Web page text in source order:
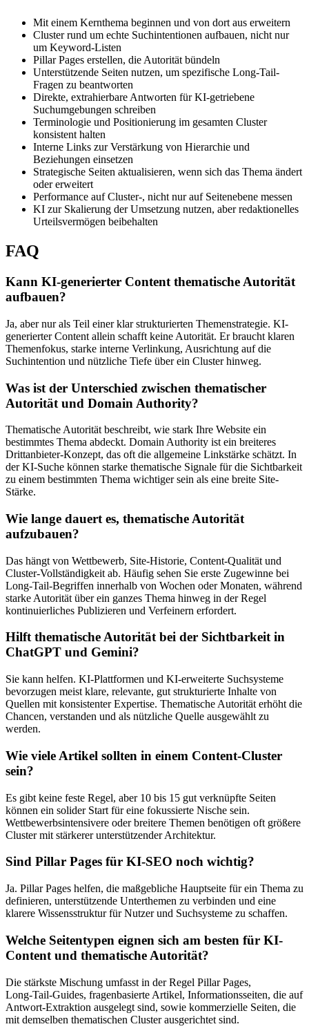
Mit einem Kernthema beginnen und von dort aus erweitern
Cluster rund um echte Suchintentionen aufbauen, nicht nur
um Keyword-Listen
Pillar Pages erstellen, die Autorität bündeln
Unterstützende Seiten nutzen, um spezifische Long-Tail-
Fragen zu beantworten
Direkte, extrahierbare Antworten für KI-getriebene
Suchumgebungen schreiben
Terminologie und Positionierung im gesamten Cluster
konsistent halten
Interne Links zur Verstärkung von Hierarchie und
Beziehungen einsetzen
Strategische Seiten aktualisieren, wenn sich das Thema ändert
oder erweitert
Performance auf Cluster-, nicht nur auf Seitenebene messen
KI zur Skalierung der Umsetzung nutzen, aber redaktionelles
Urteilsvermögen beibehalten
FAQ
Kann KI-generierter Content thematische Autorität
aufbauen?
Ja, aber nur als Teil einer klar strukturierten Themenstrategie. KI-
generierter Content allein schafft keine Autorität. Er braucht klaren
Themenfokus, starke interne Verlinkung, Ausrichtung auf die
Suchintention und nützliche Tiefe über ein Cluster hinweg.
Was ist der Unterschied zwischen thematischer
Autorität und Domain Authority?
Thematische Autorität beschreibt, wie stark Ihre Website ein
bestimmtes Thema abdeckt. Domain Authority ist ein breiteres
Drittanbieter-Konzept, das oft die allgemeine Linkstärke schätzt. In
der KI-Suche können starke thematische Signale für die Sichtbarkeit
zu einem bestimmten Thema wichtiger sein als eine breite Site-
Stärke.
Wie lange dauert es, thematische Autorität
aufzubauen?
Das hängt von Wettbewerb, Site-Historie, Content-Qualität und
Cluster-Vollständigkeit ab. Häufig sehen Sie erste Zugewinne bei
Long-Tail-Begriffen innerhalb von Wochen oder Monaten, während
starke Autorität über ein ganzes Thema hinweg in der Regel
kontinuierliches Publizieren und Verfeinern erfordert.
Hilft thematische Autorität bei der Sichtbarkeit in
ChatGPT und Gemini?
Sie kann helfen. KI-Plattformen und KI‑erweiterte Suchsysteme
bevorzugen meist klare, relevante, gut strukturierte Inhalte von
Quellen mit konsistenter Expertise. Thematische Autorität erhöht die
Chancen, verstanden und als nützliche Quelle ausgewählt zu
werden.
Wie viele Artikel sollten in einem Content-Cluster
sein?
Es gibt keine feste Regel, aber 10 bis 15 gut verknüpfte Seiten
können ein solider Start für eine fokussierte Nische sein.
Wettbewerbsintensivere oder breitere Themen benötigen oft größere
Cluster mit stärkerer unterstützender Architektur.
Sind Pillar Pages für KI-SEO noch wichtig?
Ja. Pillar Pages helfen, die maßgebliche Hauptseite für ein Thema zu
definieren, unterstützende Unterthemen zu verbinden und eine
klarere Wissensstruktur für Nutzer und Suchsysteme zu schaffen.
Welche Seitentypen eignen sich am besten für KI-
Content und thematische Autorität?
Die stärkste Mischung umfasst in der Regel Pillar Pages,
Long‑Tail‑Guides, fragenbasierte Artikel, Informationsseiten, die auf
Antwort-Extraktion ausgelegt sind, sowie kommerzielle Seiten, die
mit demselben thematischen Cluster ausgerichtet sind.